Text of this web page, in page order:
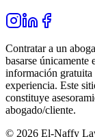
Contratar a un
basarse únicamente
información gratuita
experiencia. Este
constituye
abogado/cliente.
© 2026 El-Naffy